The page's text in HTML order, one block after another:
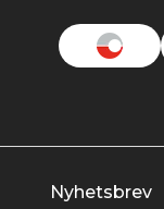
Nyhetsbrev